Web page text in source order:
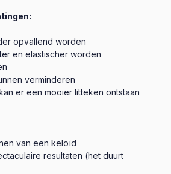
opvallend worden
en elastischer worden
verminderen
er een mooier litteken ontstaan
van een keloïd
resultaten (het duurt